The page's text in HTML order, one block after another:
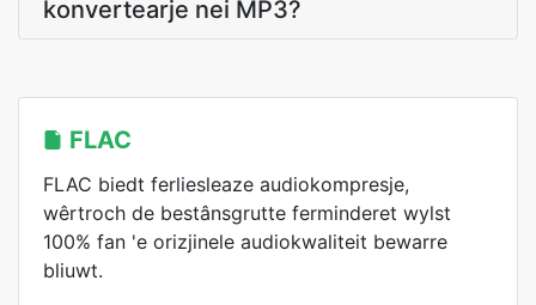
konvertearje nei MP3?
FLAC
FLAC biedt ferliesleaze audiokompresje,
wêrtroch de bestânsgrutte ferminderet wylst
100% fan 'e orizjinele audiokwaliteit bewarre
bliuwt.